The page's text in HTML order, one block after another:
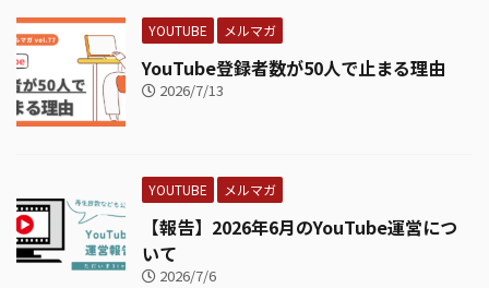
YOUTUBE メルマガ
YouTube登録者数が50人で止まる理由
2026/7/13
YOUTUBE メルマガ
【報告】2026年6月のYouTube運営につ
いて
2026/7/6